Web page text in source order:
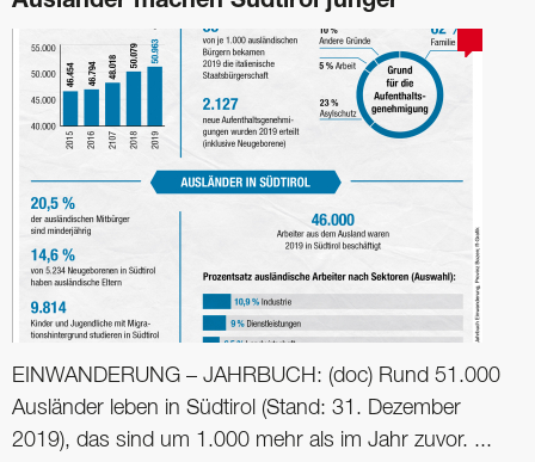
EINWANDERUNG – JAHRBUCH: (doc) Rund 51.000
Ausländer leben in Südtirol (Stand: 31. Dezember
2019), das sind um 1.000 mehr als im Jahr zuvor. ...